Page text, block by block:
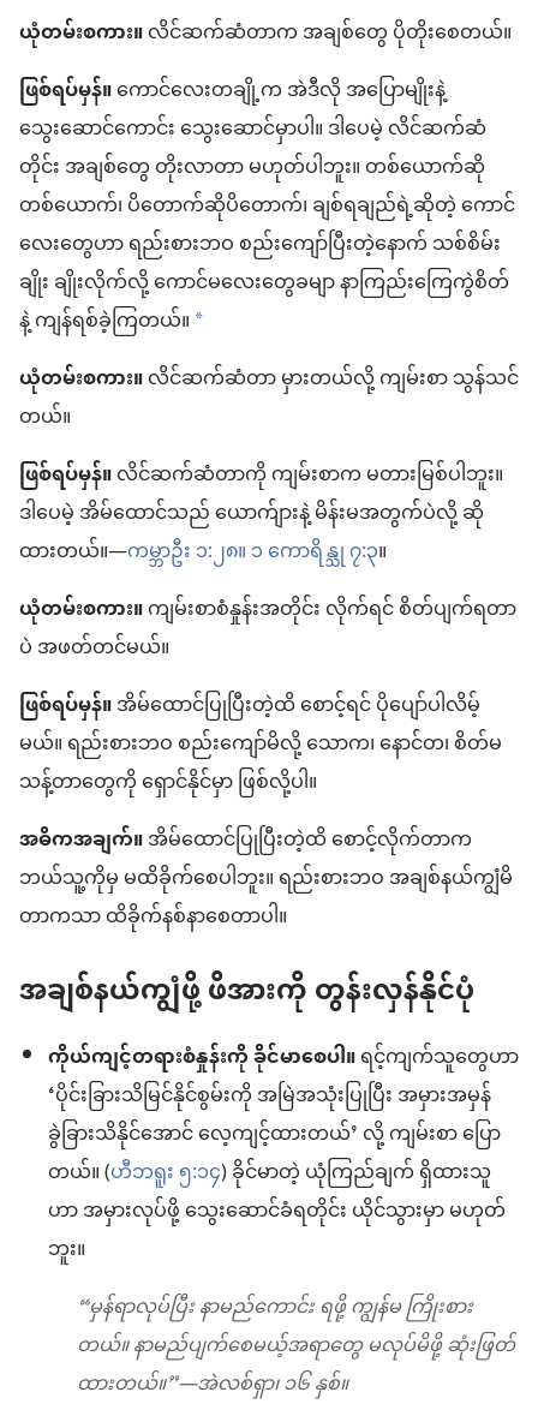
ယုံတမ်းစကား။လိင်ဆက်ဆံတာက အချစ်တွေ ပိုတိုးစေတယ်။
ဖြစ်ရပ်မှန်။ကောင်လေးတချို့က အဲဒီလို အပြောမျိုးနဲ့
သွေးဆောင်ကောင်း သွေးဆောင်မှာပါ။ ဒါပေမဲ့ လိင်ဆက်ဆံ
တိုင်း အချစ်တွေ တိုးလာတာ မဟုတ်ပါဘူး။ တစ်ယောက်ဆို
တစ်ယောက်၊ ပိတောက်ဆိုပိတောက်၊ ချစ်ရချည်ရဲ့ဆိုတဲ့ ကောင်
လေးတွေဟာ ရည်းစားဘဝ စည်းကျော်ပြီးတဲ့နောက် သစ်စိမ်း
ချိုး ချိုးလိုက်လို့ ကောင်မလေးတွေခမျာ နာကြည်းကြေကွဲစိတ်
နဲ့ ကျန်ရစ်ခဲ့ကြတယ်။ a
ယုံတမ်းစကား။လိင်ဆက်ဆံတာ မှားတယ်လို့ ကျမ်းစာ သွန်သင်
တယ်။
ဖြစ်ရပ်မှန်။လိင်ဆက်ဆံတာကို ကျမ်းစာက မတားမြစ်ပါဘူး။
ဒါပေမဲ့ အိမ်ထောင်သည် ယောက်ျားနဲ့ မိန်းမအတွက်ပဲလို့ ဆို
ထားတယ်။—ကမ္ဘာဦး ၁:၂၈။၁ ကောရိန္သု ၇:၃။
ယုံတမ်းစကား။ကျမ်းစာစံနှုန်းအတိုင်း လိုက်ရင် စိတ်ပျက်ရတာ
ပဲ အဖတ်တင်မယ်။
ဖြစ်ရပ်မှန်။အိမ်ထောင်ပြုပြီးတဲ့ထိ စောင့်ရင် ပိုပျော်ပါလိမ့်
မယ်။ ရည်းစားဘဝ စည်းကျော်မိလို့ သောက၊ နောင်တ၊ စိတ်မ
သန့်တာတွေကို ရှောင်နိုင်မှာ ဖြစ်လို့ပါ။
အဓိကအချက်။အိမ်ထောင်ပြုပြီးတဲ့ထိ စောင့်လိုက်တာက
ဘယ်သူ့ကိုမှ မထိခိုက်စေပါဘူး။ ရည်းစားဘဝ အချစ်နယ်ကျွံမိ
တာကသာ ထိခိုက်နစ်နာစေတာပါ။
အချစ်နယ်ကျွံဖို့ ဖိအားကို တွန်းလှန်နိုင်ပုံ
ကိုယ်ကျင့်တရားစံနှုန်းကို ခိုင်မာစေပါ။ရင့်ကျက်သူတွေဟာ
‘ပိုင်းခြားသိမြင်နိုင်စွမ်းကို အမြဲအသုံးပြုပြီး အမှားအမှန်
ခွဲခြားသိနိုင်အောင် လေ့ကျင့်ထားတယ်’ လို့ ကျမ်းစာ ပြော
တယ်။ (ဟီဘရူး ၅:၁၄) ခိုင်မာတဲ့ ယုံကြည်ချက် ရှိထားသူ
ဟာ အမှားလုပ်ဖို့ သွေးဆောင်ခံရတိုင်း ယိုင်သွားမှာ မဟုတ်
ဘူး။
“မှန်ရာလုပ်ပြီး နာမည်ကောင်း ရဖို့ ကျွန်မ ကြိုးစား
တယ်။ နာမည်ပျက်စေမယ့်အရာတွေ မလုပ်မိဖို့ ဆုံးဖြတ်
ထားတယ်။”—အဲလစ်ရှာ၊ ၁၆ နှစ်။